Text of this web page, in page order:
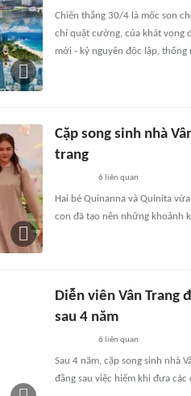
Chiến thắng 30/4 là mốc son
chí quật cường, của khát vọng
mới - kỷ nguyên độc lập, thống
Cặp song sinh nhà
trang
6 liên quan
Hai bé Quinanna và Quinita
con đã tạo nên những khoảnh
Diễn viên Vân Trang
sau 4 năm
6 liên quan
Sau 4 năm, cặp song sinh nhà
đằng sau việc hiếm khi đưa